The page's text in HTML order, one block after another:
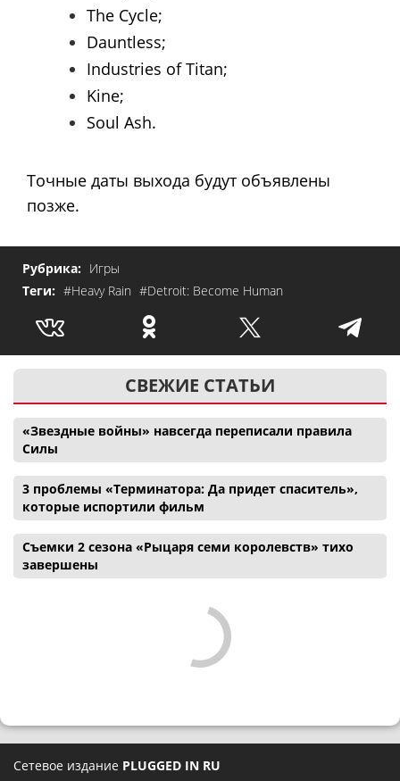
The Cycle;
Dauntless;
Industries of Titan;
Kine;
Soul Ash.
Точные даты выхода будут объявлены
позже.
Рубрика: Игры
Теги: #Heavy Rain #Detroit: Become Human
СВЕЖИЕ СТАТЬИ
«Звездные войны» навсегда переписали правила
Силы
3 проблемы «Терминатора: Да придет спаситель»,
которые испортили фильм
Съемки 2 сезона «Рыцаря семи королевств» тихо
завершены
Сетевое издание PLUGGED IN RU